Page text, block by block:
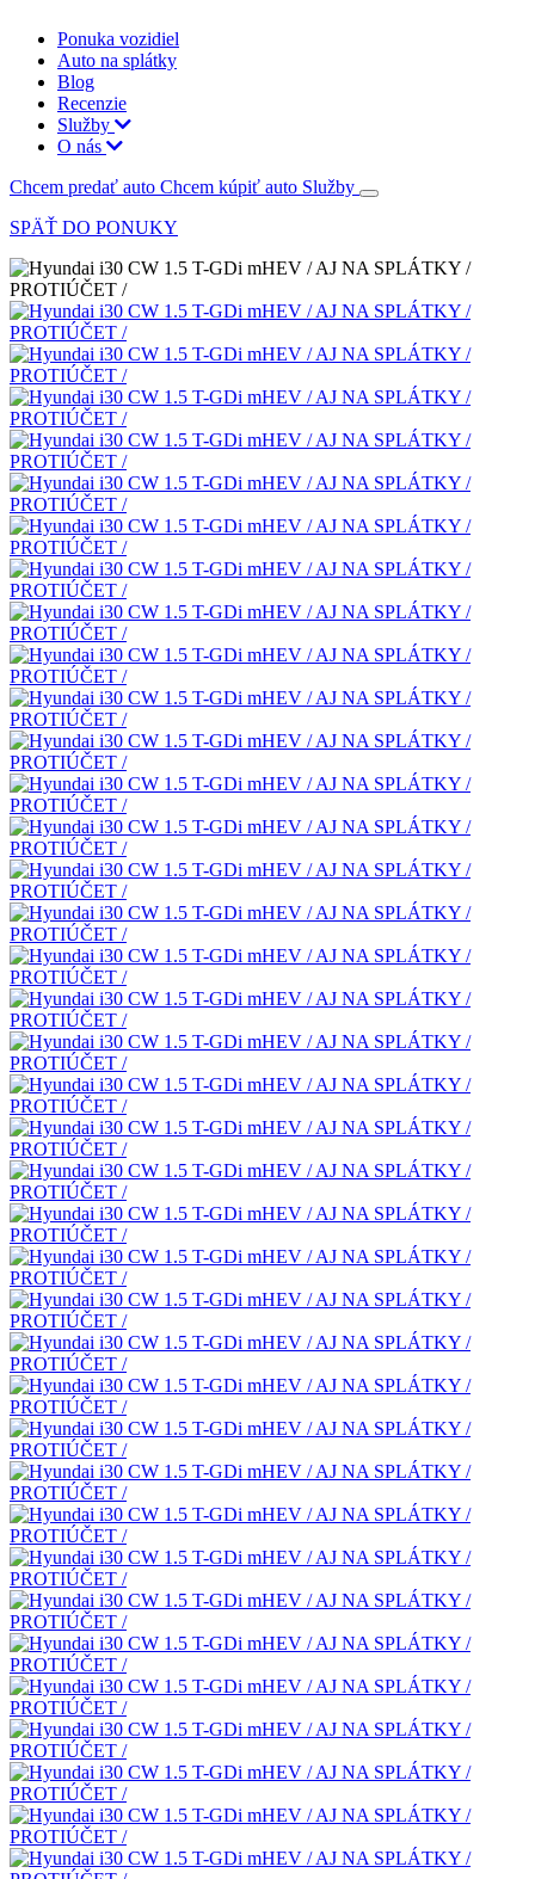
Ponuka vozidiel
Auto na splátky
Blog
Recenzie
Služby
O nás
Chcem predať auto Chcem kúpiť auto Služby
SPÄŤ DO PONUKY